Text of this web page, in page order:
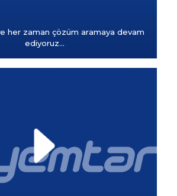
her zaman çözüm aramaya devam
ediyoruz...